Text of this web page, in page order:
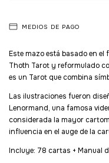
MEDIOS DE PAGO
Este mazo está basado en el
Thoth Tarot y reformulado
es un Tarot que combina
Las ilustraciones fueron
Lenormand, una famosa
considerada la mayor
influencia en el auge de la
Incluye: 78 cartas + Manual